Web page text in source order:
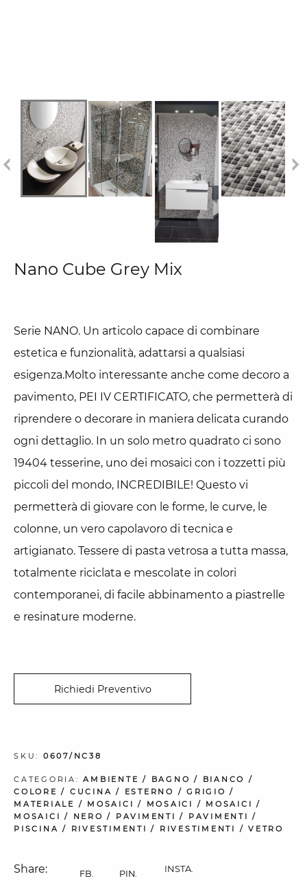
Nano Cube Grey Mix
Serie NANO. Un articolo capace di combinare
estetica e funzionalità, adattarsi a qualsiasi
esigenza.Molto interessante anche come decoro a
pavimento, PEI IV CERTIFICATO, che permetterà di
riprendere o decorare in maniera delicata curando
ogni dettaglio. In un solo metro quadrato ci sono
19404 tesserine, uno dei mosaici con i tozzetti più
piccoli del mondo, INCREDIBILE! Questo vi
permetterà di giovare con le forme, le curve, le
colonne, un vero capolavoro di tecnica e
artigianato. Tessere di pasta vetrosa a tutta massa,
totalmente riciclata e mescolate in colori
contemporanei, di facile abbinamento a piastrelle
e resinature moderne.
Richiedi Preventivo
SKU: 0607/NC38
CATEGORIA:AMBIENTE / BAGNO / BIANCO
/
COLORE / CUCINA / ESTERNO / GRIGIO /
MATERIALE / MOSAICI / MOSAICI / MOSAICI /
MOSAICI / NERO / PAVIMENTI / PAVIMENTI /
PISCINA / RIVESTIMENTI / RIVESTIMENTI / VETRO
Share: FB. PIN. INSTA.